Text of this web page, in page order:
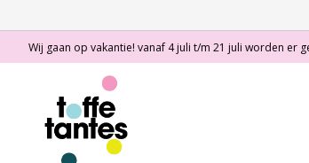
Wij gaan op vakantie! vanaf 4 juli t/m 21 juli worden er